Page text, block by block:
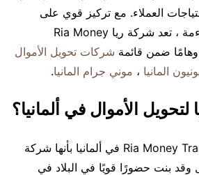
العملاء. مع تركيز قوي على
الأمان والسرعة والملاءمة ، تعد شركة ريا Ria Money
شركات تحويل الأموال
المانيا ، موني جرام المانيا.
الأموال في ألمانيا؟
تُعرف شركة ريا Ria Money Transfer في ألمانيا بأنها شركة
وقد بنت حضورًا قويًا في البلاد في